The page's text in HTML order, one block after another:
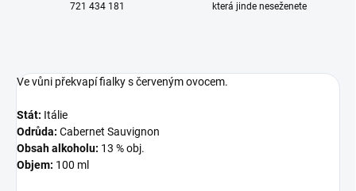
721 434 181 která jinde neseženete
Ve vůni překvapí fialky s červeným ovocem.
Stát: Itálie
Odrůda: Cabernet Sauvignon
Obsah alkoholu: 13 % obj.
Objem: 100 ml